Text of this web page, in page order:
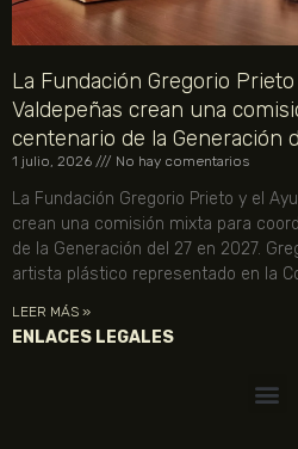
La Fundación Gregorio
Valdepeñas crean una
centenario de la Generación
1 julio, 2026 No hay comentarios
La Fundación Gregorio Prieto y el
crean una comisión mixta para
de la Generación del 27 en 2027.
artista plástico representado en la
LEER MÁS »
ENLACES LEGALES